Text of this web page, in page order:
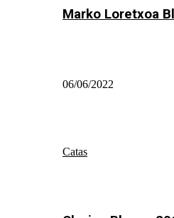
Marko Loretxoa
06/06/2022
Catas